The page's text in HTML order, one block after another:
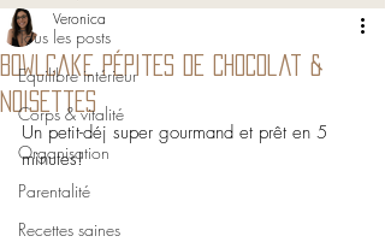
Tous les posts
Equilibre intérieur
Corps & vitalité
Organisation
Parentalité
Recettes saines
Bowlcake pépites de chocolat &
noisettes
Veronica
Un petit-déj super gourmand et prêt en 5
minutes!